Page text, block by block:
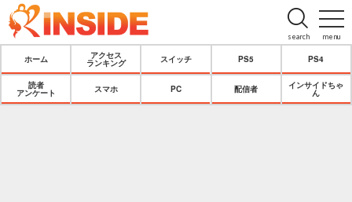
menu
search
ホーム
アクセス
ランキング
スイッチ PS5 PS4
読者
アンケート
スマホ PC 配信者
インサイドちゃ
ん